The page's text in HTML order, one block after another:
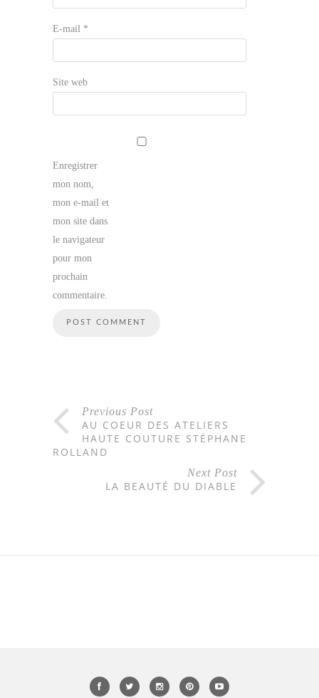
E-mail *
Site web
Enregistrer
mon nom,
mon e-mail et
mon site dans
le navigateur
pour mon
prochain
commentaire.
Previous Post
AU COEUR DES ATELIERS
HAUTE COUTURE STÉPHANE
ROLLAND
Next Post
LA BEAUTÉ DU DIABLE